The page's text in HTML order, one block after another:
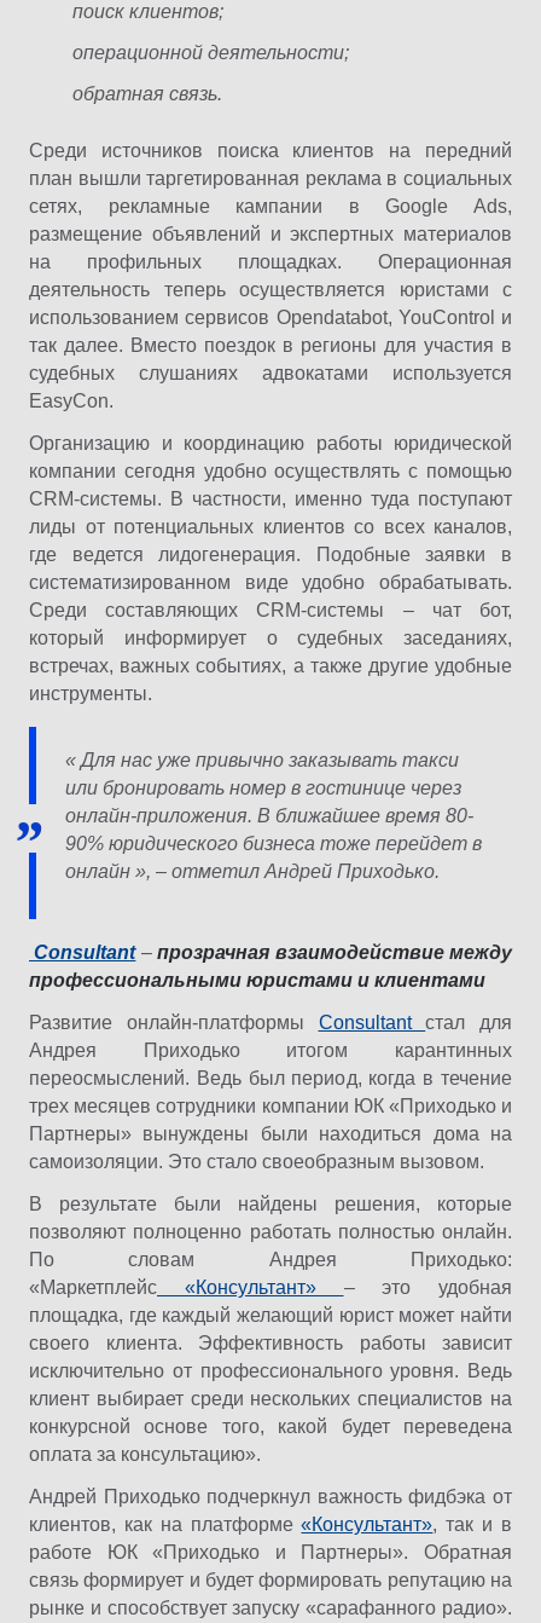
поиск клиентов;
операционной деятельности;
обратная связь.
Среди источников поиска клиентов на передний
план вышли таргетированная реклама в социальных
сетях, рекламные кампании в Google Ads,
размещение объявлений и экспертных материалов
на профильных площадках. Операционная
деятельность теперь осуществляется юристами с
использованием сервисов Opendatabot, YouControl и
так далее. Вместо поездок в регионы для участия в
судебных слушаниях адвокатами используется
EasyCon.
Организацию и координацию работы юридической
компании сегодня удобно осуществлять с помощью
CRM-системы. В частности, именно туда поступают
лиды от потенциальных клиентов со всех каналов,
где ведется лидогенерация. Подобные заявки в
систематизированном виде удобно обрабатывать.
Среди составляющих CRM-системы – чат бот,
который информирует о судебных заседаниях,
встречах, важных событиях, а также другие удобные
инструменты.
« Для нас уже привычно заказывать такси
или бронировать номер в гостинице через
онлайн-приложения. В ближайшее время 80-
90% юридического бизнеса тоже перейдет в
онлайн », – отметил Андрей Приходько.
Consultant–прозрачная взаимодействие между
профессиональными юристами и клиентами
Развитие онлайн-платформы Consultantстал для
Андрея Приходько итогом карантинных
переосмыслений. Ведь был период, когда в течение
трех месяцев сотрудники компании ЮК «Приходько и
Партнеры» вынуждены были находиться дома на
самоизоляции. Это стало своеобразным вызовом.
В результате были найдены решения, которые
позволяют полноценно работать полностью онлайн.
По словам Андрея Приходько:
«Маркетплейс «Консультант» – это удобная
площадка, где каждый желающий юрист может найти
своего клиента. Эффективность работы зависит
исключительно от профессионального уровня. Ведь
клиент выбирает среди нескольких специалистов на
конкурсной основе того, какой будет переведена
оплата за консультацию».
Андрей Приходько подчеркнул важность фидбэка от
клиентов, как на платформе«Консультант», так и в
работе ЮК «Приходько и Партнеры». Обратная
связь формирует и будет формировать репутацию на
рынке и способствует запуску «сарафанного радио».